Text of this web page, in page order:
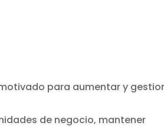
para aumentar y
de negocio, mantener